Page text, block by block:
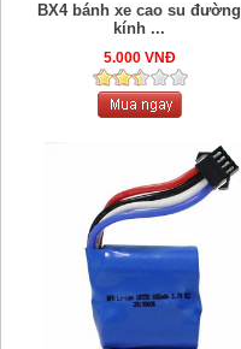
BX4 bánh xe cao su đường
kính ...
5.000 VNĐ